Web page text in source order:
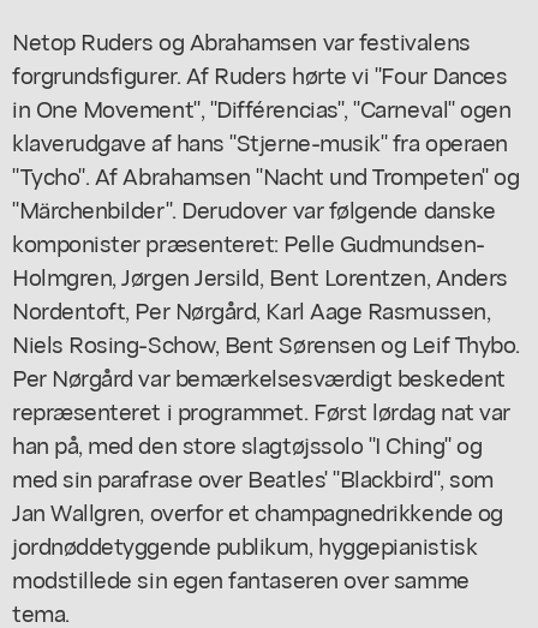
Netop Ruders og Abrahamsen var festivalens
forgrundsfigurer. Af Ruders hørte vi "Four Dances
in One Movement", "Différencias", "Carneval" ogen
klaverudgave af hans "Stjerne-musik" fra operaen
"Tycho". Af Abrahamsen "Nacht und Trompeten" og
"Märchenbilder". Derudover var følgende danske
komponister præsenteret: Pelle Gudmundsen-
Holmgren, Jørgen Jersild, Bent Lorentzen, Anders
Nordentoft, Per Nørgård, Karl Aage Rasmussen,
Niels Rosing-Schow, Bent Sørensen og Leif Thybo.
Per Nørgård var bemærkelsesværdigt beskedent
repræsenteret i programmet. Først lørdag nat var
han på, med den store slagtøjssolo "I Ching" og
med sin parafrase over Beatles' "Blackbird", som
Jan Wallgren, overfor et champagnedrikkende og
jordnøddetyggende publikum, hyggepianistisk
modstillede sin egen fantaseren over samme
tema.